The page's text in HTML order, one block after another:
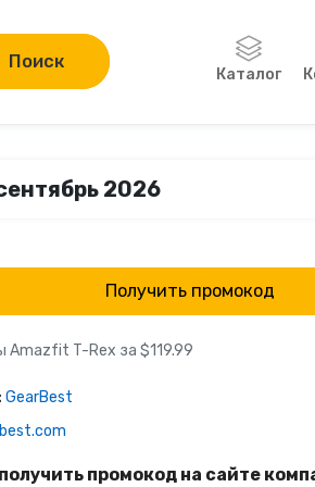
Каталог
Компьютеры и
Поиск
2026
Получить промокод
Amazfit T-Rex за $119.99
GearBest
промокод на сайте